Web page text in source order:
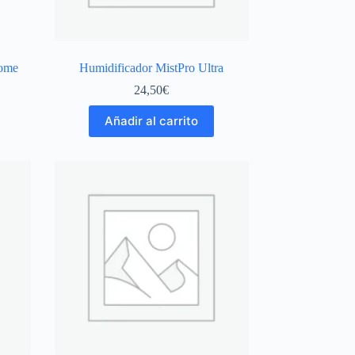
Humidificador MistPro Ultra
24,50€
Añadir al carrito